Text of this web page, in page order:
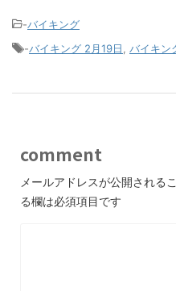
-バイキング
-バイキング 2月19日 バイキン
comment
メールアドレスが公開される
る欄は必須項目です